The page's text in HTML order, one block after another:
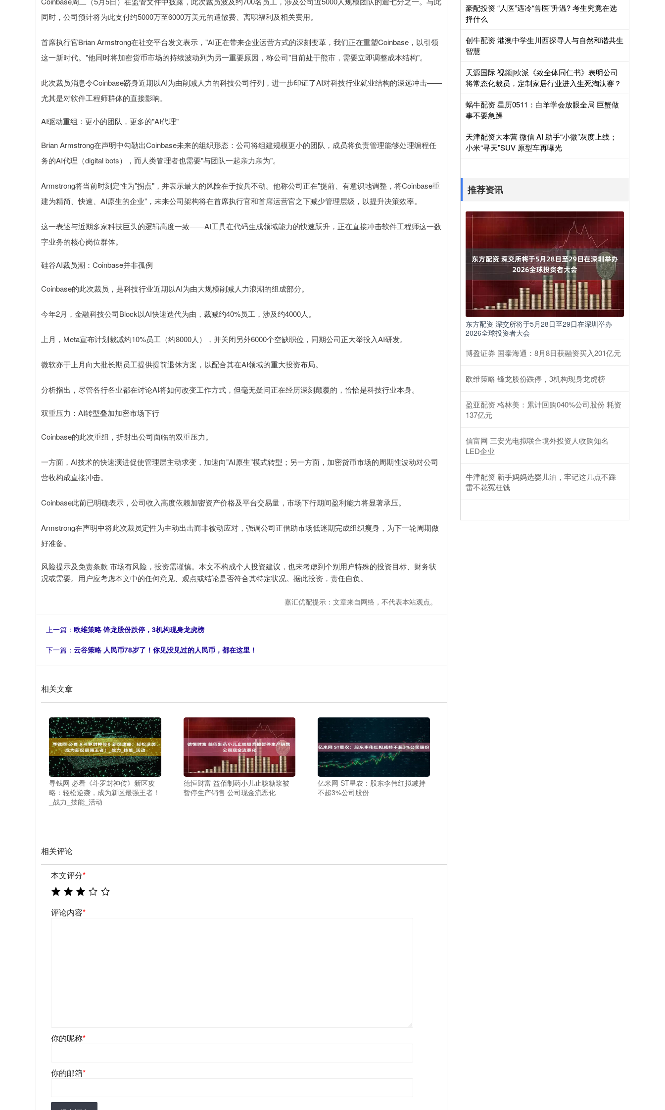
同时，公司预计将为此支付约5000万至6000万美元的遣散费、离职福利及相关费用。
首席执行官Brian Armstrong在社交平台发文表示，"AI正在带来企业运营方式的深刻变革，我们正在重塑Coinbase，以引领
这一新时代。"他同时将加密货币市场的持续波动列为另一重要原因，称公司"目前处于熊市，需要立即调整成本结构"。
此次裁员消息令Coinbase跻身近期以AI为由削减人力的科技公司行列，进一步印证了AI对科技行业就业结构的深远冲击——
尤其是对软件工程师群体的直接影响。
AI驱动重组：更小的团队，更多的"AI代理"
Brian Armstrong在声明中勾勒出Coinbase未来的组织形态：公司将组建规模更小的团队，成员将负责管理能够处理编程任
务的AI代理（digital bots），而人类管理者也需要"与团队一起亲力亲为"。
Armstrong将当前时刻定性为"拐点"，并表示最大的风险在于按兵不动。他称公司正在"提前、有意识地调整，将Coinbase重
建为精简、快速、AI原生的企业"，未来公司架构将在首席执行官和首席运营官之下减少管理层级，以提升决策效率。
这一表述与近期多家科技巨头的逻辑高度一致——AI工具在代码生成领域能力的快速跃升，正在直接冲击软件工程师这一数
字业务的核心岗位群体。
硅谷AI裁员潮：Coinbase并非孤例
Coinbase的此次裁员，是科技行业近期以AI为由大规模削减人力浪潮的组成部分。
今年2月，金融科技公司Block以AI快速迭代为由，裁减约40%员工，涉及约4000人。
上月，Meta宣布计划裁减约10%员工（约8000人），并关闭另外6000个空缺职位，同期公司正大举投入AI研发。
微软亦于上月向大批长期员工提供提前退休方案，以配合其在AI领域的重大投资布局。
分析指出，尽管各行各业都在讨论AI将如何改变工作方式，但毫无疑问正在经历深刻颠覆的，恰恰是科技行业本身。
双重压力：AI转型叠加加密市场下行
Coinbase的此次重组，折射出公司面临的双重压力。
一方面，AI技术的快速演进促使管理层主动求变，加速向"AI原生"模式转型；另一方面，加密货币市场的周期性波动对公司
营收构成直接冲击。
Coinbase此前已明确表示，公司收入高度依赖加密资产价格及平台交易量，市场下行期间盈利能力将显著承压。
Armstrong在声明中将此次裁员定性为主动出击而非被动应对，强调公司正借助市场低迷期完成组织瘦身，为下一轮周期做
好准备。
风险提示及免责条款 市场有风险，投资需谨慎。本文不构成个人投资建议，也未考虑到个别用户特殊的投资目标、财务状
况或需要。用户应考虑本文中的任何意见、观点或结论是否符合其特定状况。据此投资，责任自负。
嘉汇优配提示：文章来自网络，不代表本站观点。
上一篇： 欧维策略 锋龙股份跌停，3机构现身龙虎榜
下一篇： 云谷策略 人民币78岁了！你见没见过的人民币，都在这里！
相关文章
寻钱网 必看《斗罗封神传》新区攻
略：轻松逆袭，成为新区最强王者！
_战力_技能_活动
德恒财富 益佰制药小儿止咳糖浆被
暂停生产销售 公司现金流恶化
亿米网 ST星农：股东李伟红拟减持
不超3%公司股份
相关评论
本文评分*
评论内容*
你的昵称*
你的邮箱*
豪配投资 “人医”遇冷“兽医”升温? 考生究竟在选
择什么
创牛配资 港澳中学生川西探寻人与自然和谐共生
智慧
天源国际 视频|欧派《致全体同仁书》表明公司
将常态化裁员，定制家居行业进入生死淘汰赛？
蜗牛配资 星历0511：白羊学会放眼全局 巨蟹做
事不要急躁
天津配资大本营 微信 AI 助手“小微”灰度上线；
小米“寻天”SUV 原型车再曝光
推荐资讯
东方配资 深交所将于5月28日至29日在深圳举办
2026全球投资者大会
博盈证券 国泰海通：8月8日获融资买入201亿元
欧维策略 锋龙股份跌停，3机构现身龙虎榜
盈亚配资 格林美：累计回购040%公司股份 耗资
137亿元
信富网 三安光电拟联合境外投资人收购知名
LED企业
牛津配资 新手妈妈选婴儿油，牢记这几点不踩
雷不花冤枉钱